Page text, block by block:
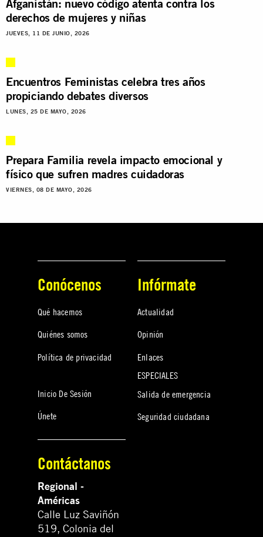
Afganistán: nuevo código atenta contra los
derechos de mujeres y niñas
JUEVES, 11 DE JUNIO, 2026
Encuentros Feministas celebra tres años
propiciando debates diversos
LUNES, 25 DE MAYO, 2026
Prepara Familia revela impacto emocional y
físico que sufren madres cuidadoras
VIERNES, 08 DE MAYO, 2026
Conócenos
Qué hacemos
Quiénes somos
Política de privacidad
Inicio De Sesión
Únete
Infórmate
Actualidad
Opinión
Enlaces
ESPECIALES
Salida de emergencia
Seguridad ciudadana
Contáctanos
Regional -
Américas
Calle Luz Saviñón
519, Colonia del